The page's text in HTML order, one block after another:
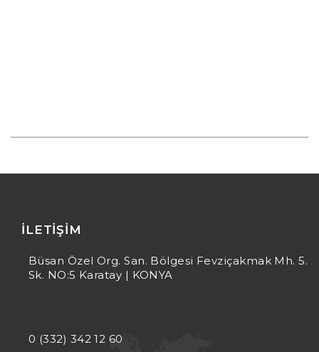
İLETIŞIM
Büsan Özel Org. San. Bölgesi Fevziçakmak Mh. 5.
Sk. NO:5 Karatay | KONYA
0 (332) 342 12 60